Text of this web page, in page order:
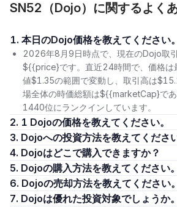
SN52（Dojo）に関するよく
1. 本日のDojo価格を教えてください。
2026年8月9日時点で、現在のDojo取
${{price}です。直近24時間で、価格は
値$1.35の範囲で変動し、取引高は
場全体の時価総額は${{marketCap}で
1440位にランクインしています。
2. 1 Dojoの価格を教えてください。
3. Dojoへの投資方法を教えてください
4. Dojoはどこで購入できますか？
5. Dojoの購入方法を教えてください。
6. Dojoの売却方法を教えてください。
7. Dojoは優れた投資対象でしょうか。